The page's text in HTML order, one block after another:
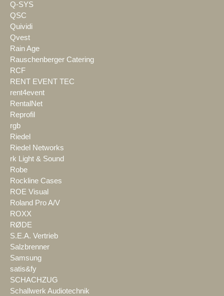
Q-SYS
QSC
Quividi
Qvest
Rain Age
Rauschenberger Catering
RCF
RENT EVENT TEC
rent4event
RentalNet
Reprofil
rgb
Riedel
Riedel Networks
rk Light & Sound
Robe
Rockline Cases
ROE Visual
Roland Pro A/V
ROXX
RØDE
S.E.A. Vertrieb
Salzbrenner
Samsung
satis&fy
SCHACHZUG
Schallwerk Audiotechnik